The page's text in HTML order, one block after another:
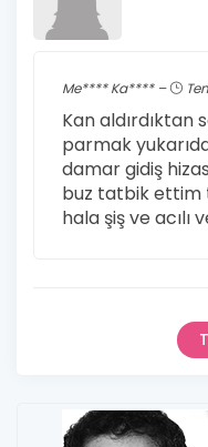
Me**** Ka**** –
Kan aldırdıktan
parmak
damar gidiş
buz tatbik
hala şiş ve acılı